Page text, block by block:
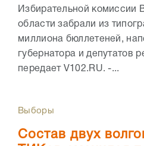
Избирательной комиссии
области забрали из
миллиона бюллетеней,
губернатора и депутатов
передает V102.RU. -...
Выборы
Состав двух